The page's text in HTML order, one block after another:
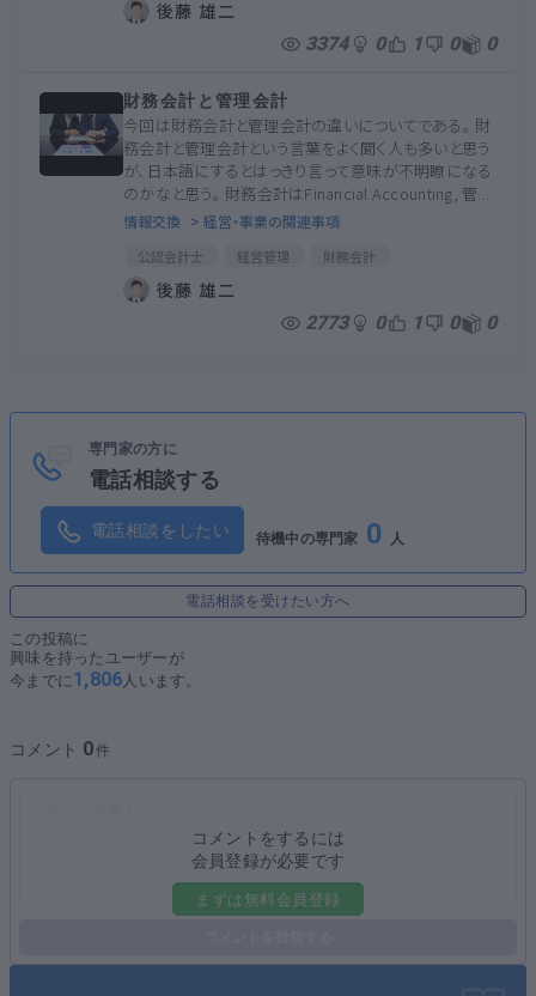
後藤 雄二
3374 0 1 0 0
財務会計と管理会計
今回は財務会計と管理会計の違いについてである。 財
務会計と管理会計という言葉をよく聞く人も多いと思う
が、日本語にするとはっきり言って意味が不明瞭になる
のかなと思う。 財務会計はFinancial Accounting, 管...
情報交換 > 経営・事業の関連事項
公認会計士 経営管理 財務会計
後藤 雄二
2773 0 1 0 0
コメント 0
コメントをするには
会員登録が必要です
まずは無料会員登録
専門家の方に
電話相談する
電話相談をしたい 待機中の専門家 0 人
電話相談を受けたい方へ
この投稿に
興味を持ったユーザーが
今までに1,806人います。